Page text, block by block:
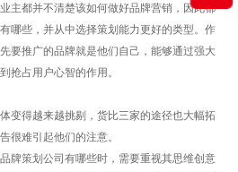
都并不清楚该如何做好品牌营销，因此都
哪些，并从中选择策划能力更好的类型。作
要推广的品牌就是他们自己，能够通过强大
抢占用户心智的作用。
得越来越挑剔，货比三家的途径也大幅拓
很难引起他们的注意。
策划公司有哪些时，需要重视其思维创意